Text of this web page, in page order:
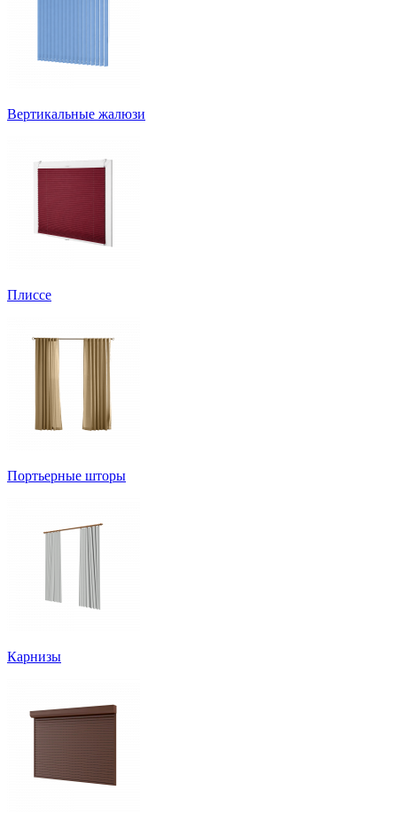
Вертикальные жалюзи
Плиссе
Портьерные шторы
Карнизы